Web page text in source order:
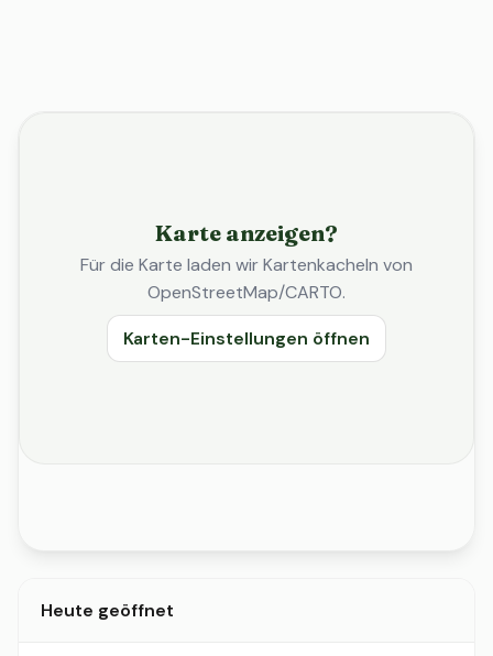
Karte anzeigen?
Für die Karte laden wir Kartenkacheln von
OpenStreetMap/CARTO.
Karten-Einstellungen öffnen
Heute geöffnet